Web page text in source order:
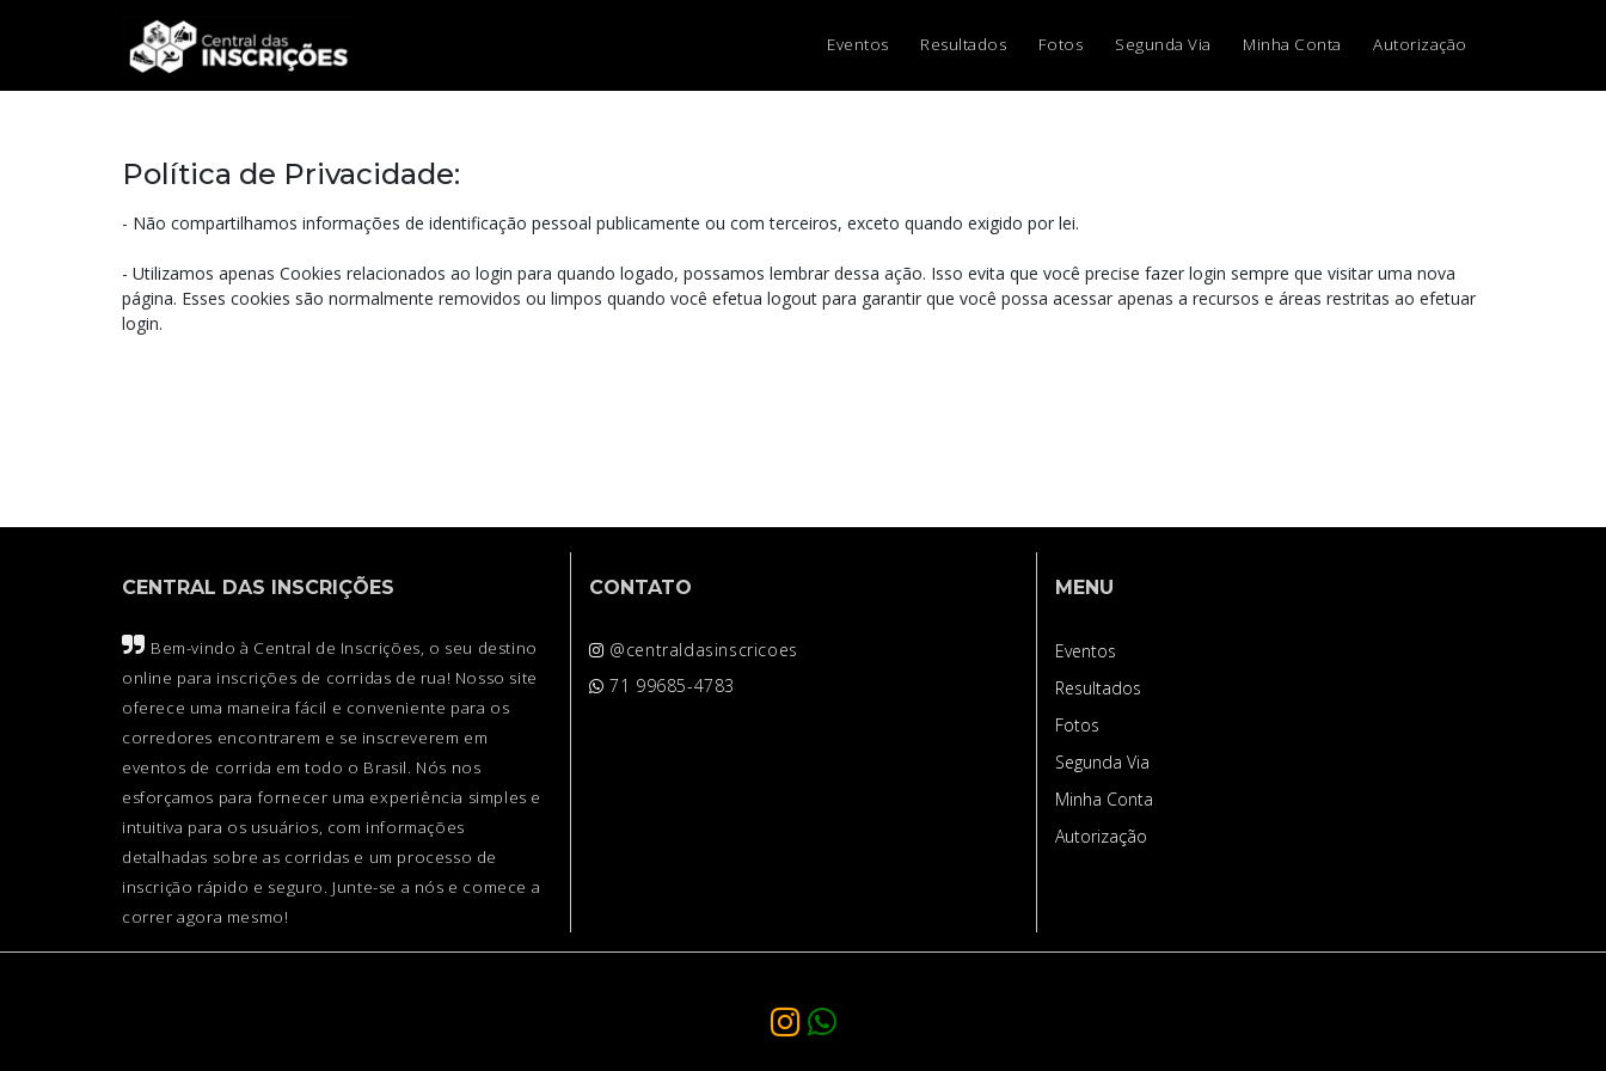
Eventos Resultados Fotos Segunda Via Minha Conta Autorização
Política de Privacidade:
- Não compartilhamos informações de identificação pessoal publicamente ou com terceiros, exceto quando exigido por lei.
- Utilizamos apenas Cookies relacionados ao login para quando logado, possamos lembrar dessa ação. Isso evita que você precise fazer login sempre que visitar uma nova
página. Esses cookies são normalmente removidos ou limpos quando você efetua logout para garantir que você possa acessar apenas a recursos e áreas restritas ao efetuar
login.
CENTRAL DAS INSCRIÇÕES
Bem-vindo à Central de Inscrições, o seu destino
online para inscrições de corridas de rua! Nosso site
oferece uma maneira fácil e conveniente para os
corredores encontrarem e se inscreverem em
eventos de corrida em todo o Brasil. Nós nos
esforçamos para fornecer uma experiência simples e
intuitiva para os usuários, com informações
detalhadas sobre as corridas e um processo de
inscrição rápido e seguro. Junte-se a nós e comece a
correr agora mesmo!
CONTATO
@centraldasinscricoes
71 99685-4783
MENU
Eventos
Resultados
Fotos
Segunda Via
Minha Conta
Autorização